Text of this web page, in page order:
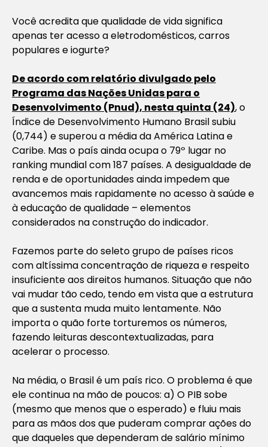
Você acredita que qualidade de vida significa
apenas ter acesso a eletrodomésticos, carros
populares e iogurte?
De acordo com relatório divulgado pelo
Programa das Nações Unidas para o
Desenvolvimento (Pnud), nesta quinta (24), o
Índice de Desenvolvimento Humano Brasil subiu
(0,744) e superou a média da América Latina e
Caribe. Mas o país ainda ocupa o 79º lugar no
ranking mundial com 187 países. A desigualdade de
renda e de oportunidades ainda impedem que
avancemos mais rapidamente no acesso à saúde e
à educação de qualidade – elementos
considerados na construção do indicador.
Fazemos parte do seleto grupo de países ricos
com altíssima concentração de riqueza e respeito
insuficiente aos direitos humanos. Situação que não
vai mudar tão cedo, tendo em vista que a estrutura
que a sustenta muda muito lentamente. Não
importa o quão forte torturemos os números,
fazendo leituras descontextualizadas, para
acelerar o processo.
Na média, o Brasil é um país rico. O problema é que
ele continua na mão de poucos: a) O PIB sobe
(mesmo que menos que o esperado) e fluiu mais
para as mãos dos que puderam comprar ações do
que daqueles que dependeram de salário mínimo